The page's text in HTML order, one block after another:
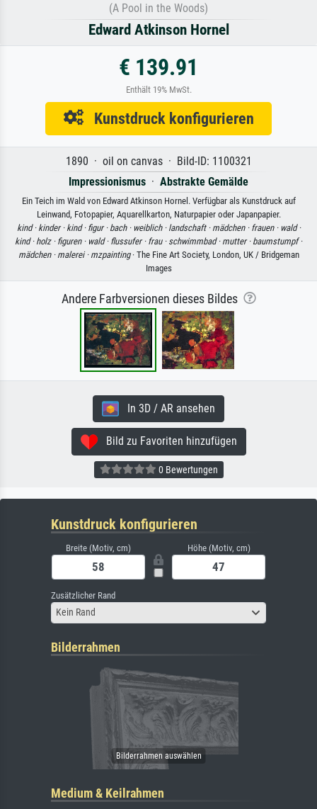
(A Pool in the Woods)
Edward Atkinson Hornel
€ 139.91
Enthält 19% MwSt.
Kunstdruck konfigurieren
1890 · oil on canvas · Bild-ID: 1100321
Impressionismus · Abstrakte Gemälde
Ein Teich im Wald von Edward Atkinson Hornel. Verfügbar als Kunstdruck auf
Leinwand, Fotopapier, Aquarellkarton, Naturpapier oder Japanpapier.
kind · kinder · kind · figur · bach · weiblich · landschaft · mädchen · frauen · wald ·
kind · holz · figuren · wald · flussufer · frau · schwimmbad · mutter · baumstumpf ·
mädchen · malerei · mzpainting· The Fine Art Society, London, UK / Bridgeman
Images
Andere Farbversionen dieses Bildes
In 3D / AR ansehen
Bild zu Favoriten hinzufügen
0 Bewertungen
Kunstdruck konfigurieren
Breite (Motiv, cm) Höhe (Motiv, cm)
Zusätzlicher Rand
Kein Rand
Bilderrahmen
Medium & Keilrahmen